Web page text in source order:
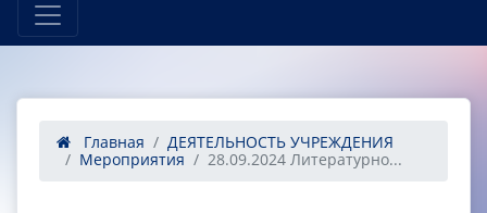
Главная
ДЕЯТЕЛЬНОСТЬ УЧРЕЖДЕНИЯ
Мероприятия
28.09.2024 Литературно...